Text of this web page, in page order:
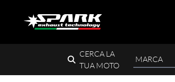
CERCA LA
TUA MOTO